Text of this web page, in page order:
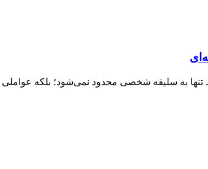
تنها به سلیقه شخصی محدود نمی‌شود؛ بلکه